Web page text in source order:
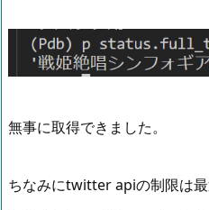
無事に取得できました。
ちなみにtwitter apiの制限は